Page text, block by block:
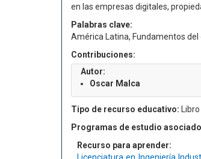
en las empresas digitales,
Palabras clave:
América Latina, Fundamentos
Contribuciones:
Autor:
Oscar Malca
Tipo de recurso educativo: Libro
Programas de estudio
Recurso para aprender: